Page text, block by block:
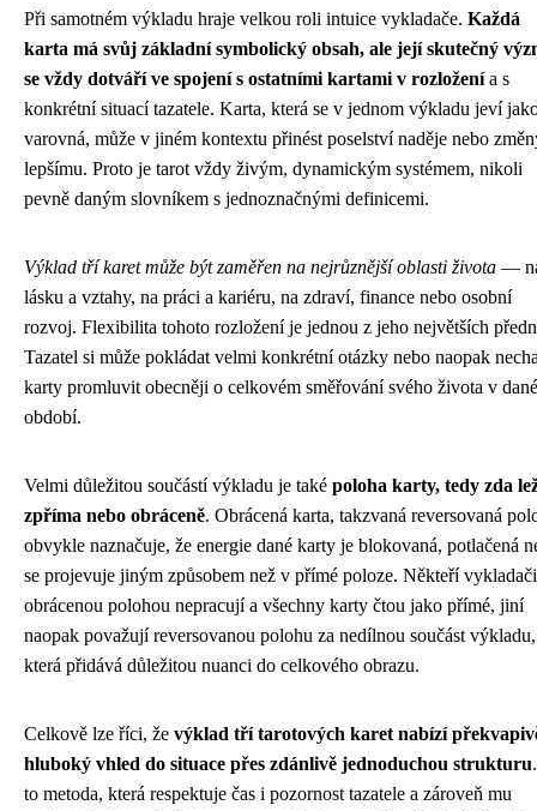
Při samotném výkladu hraje velkou roli intuice vykladače. Každá
karta má svůj základní symbolický obsah, ale její skutečný
se vždy dotváří ve spojení s ostatními kartami v rozloženía s
konkrétní situací tazatele. Karta, která se v jednom výkladu jeví
varovná, může v jiném kontextu přinést poselství naděje nebo
lepšímu. Proto je tarot vždy živým, dynamickým systémem, nikoli
pevně daným slovníkem s jednoznačnými definicemi.
Výklad tří karet může být zaměřen na nejrůznější oblasti života —
lásku a vztahy, na práci a kariéru, na zdraví, finance nebo osobní
rozvoj. Flexibilita tohoto rozložení je jednou z jeho největších
Tazatel si může pokládat velmi konkrétní otázky nebo naopak
karty promluvit obecněji o celkovém směřování svého života v
období.
Velmi důležitou součástí výkladu je také poloha karty, tedy zda
zpříma nebo obráceně. Obrácená karta, takzvaná reversovaná
obvykle naznačuje, že energie dané karty je blokovaná, potlačená
se projevuje jiným způsobem než v přímé poloze. Někteří
obrácenou polohou nepracují a všechny karty čtou jako přímé, jiní
naopak považují reversovanou polohu za nedílnou součást výkladu,
která přidává důležitou nuanci do celkového obrazu.
Celkově lze říci, že výklad tří tarotových karet nabízí
hluboký vhled do situace přes zdánlivě jednoduchou strukturu
to metoda, která respektuje čas i pozornost tazatele a zároveň mu